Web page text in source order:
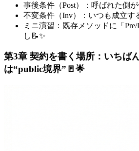
事後条件（Post）：呼ばれた側
不変条件（Inv）：いつも成立す
ミニ演習：既存メソッドに「Pre/
し📝✨
第3章 契約を書く場所：いちば
は“public境界”🚪🌟